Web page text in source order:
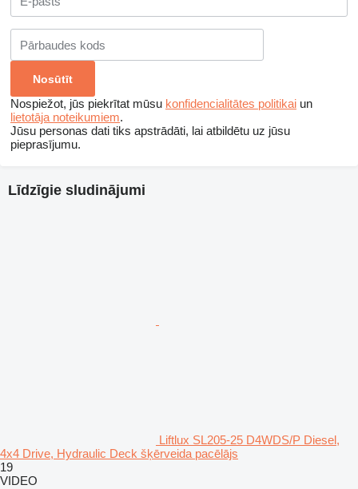
Nospiežot, jūs piekrītat mūsu konfidencialitātes politikai un
lietotāja noteikumiem.
Jūsu personas dati tiks apstrādāti, lai atbildētu uz jūsu
pieprasījumu.
Līdzīgie sludinājumi
Liftlux SL205-25 D4WDS/P Diesel,
4x4 Drive, Hydraulic Deck šķērveida pacēlājs
19
VIDEO